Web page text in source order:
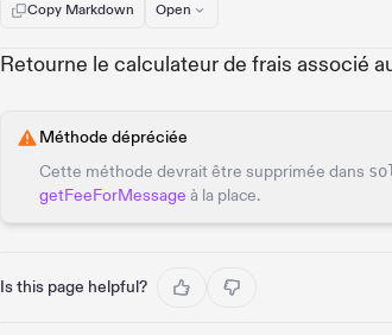
Copy Markdown Open
Retourne le calculateur de frais associé
Méthode dépréciée
Cette méthode devrait être supprimée dans
getFeeForMessage à la place.
Is this page helpful?